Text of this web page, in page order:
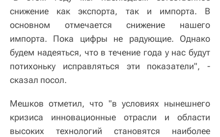
снижение как экспорта, так и импорта. В
основном отмечается снижение нашего
импорта. Пока цифры не радующие. Однако
будем надеяться, что в течение года у нас будут
потихоньку исправляться эти показатели", -
сказал посол.
Мешков отметил, что "в условиях нынешнего
кризиса инновационные отрасли и области
высоких технологий становятся наиболее